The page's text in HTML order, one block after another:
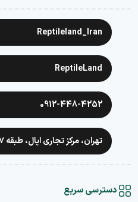
Reptileland_Iran
ReptileLand
0912-448-4252
تهران، مرکز تجاری اپال، طبقه ۷
دسترسی سریع